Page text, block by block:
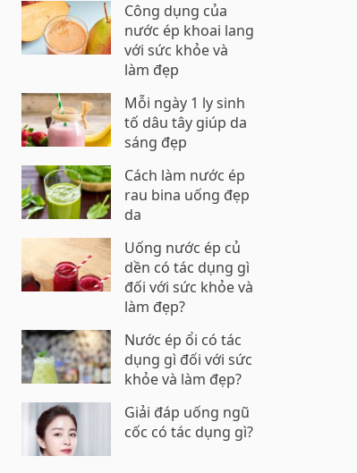
Công dụng của
nước ép khoai lang
với sức khỏe và
làm đẹp
Mỗi ngày 1 ly sinh
tố dâu tây giúp da
sáng đẹp
Cách làm nước ép
rau bina uống đẹp
da
Uống nước ép củ
dền có tác dụng gì
đối với sức khỏe và
làm đẹp?
Nước ép ổi có tác
dụng gì đối với sức
khỏe và làm đẹp?
Giải đáp uống ngũ
cốc có tác dụng gì?